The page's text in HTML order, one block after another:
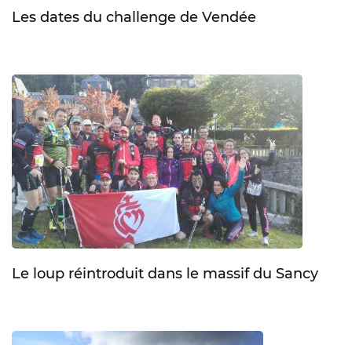
Les dates du challenge de Vendée
Le loup réintroduit dans le massif du Sancy